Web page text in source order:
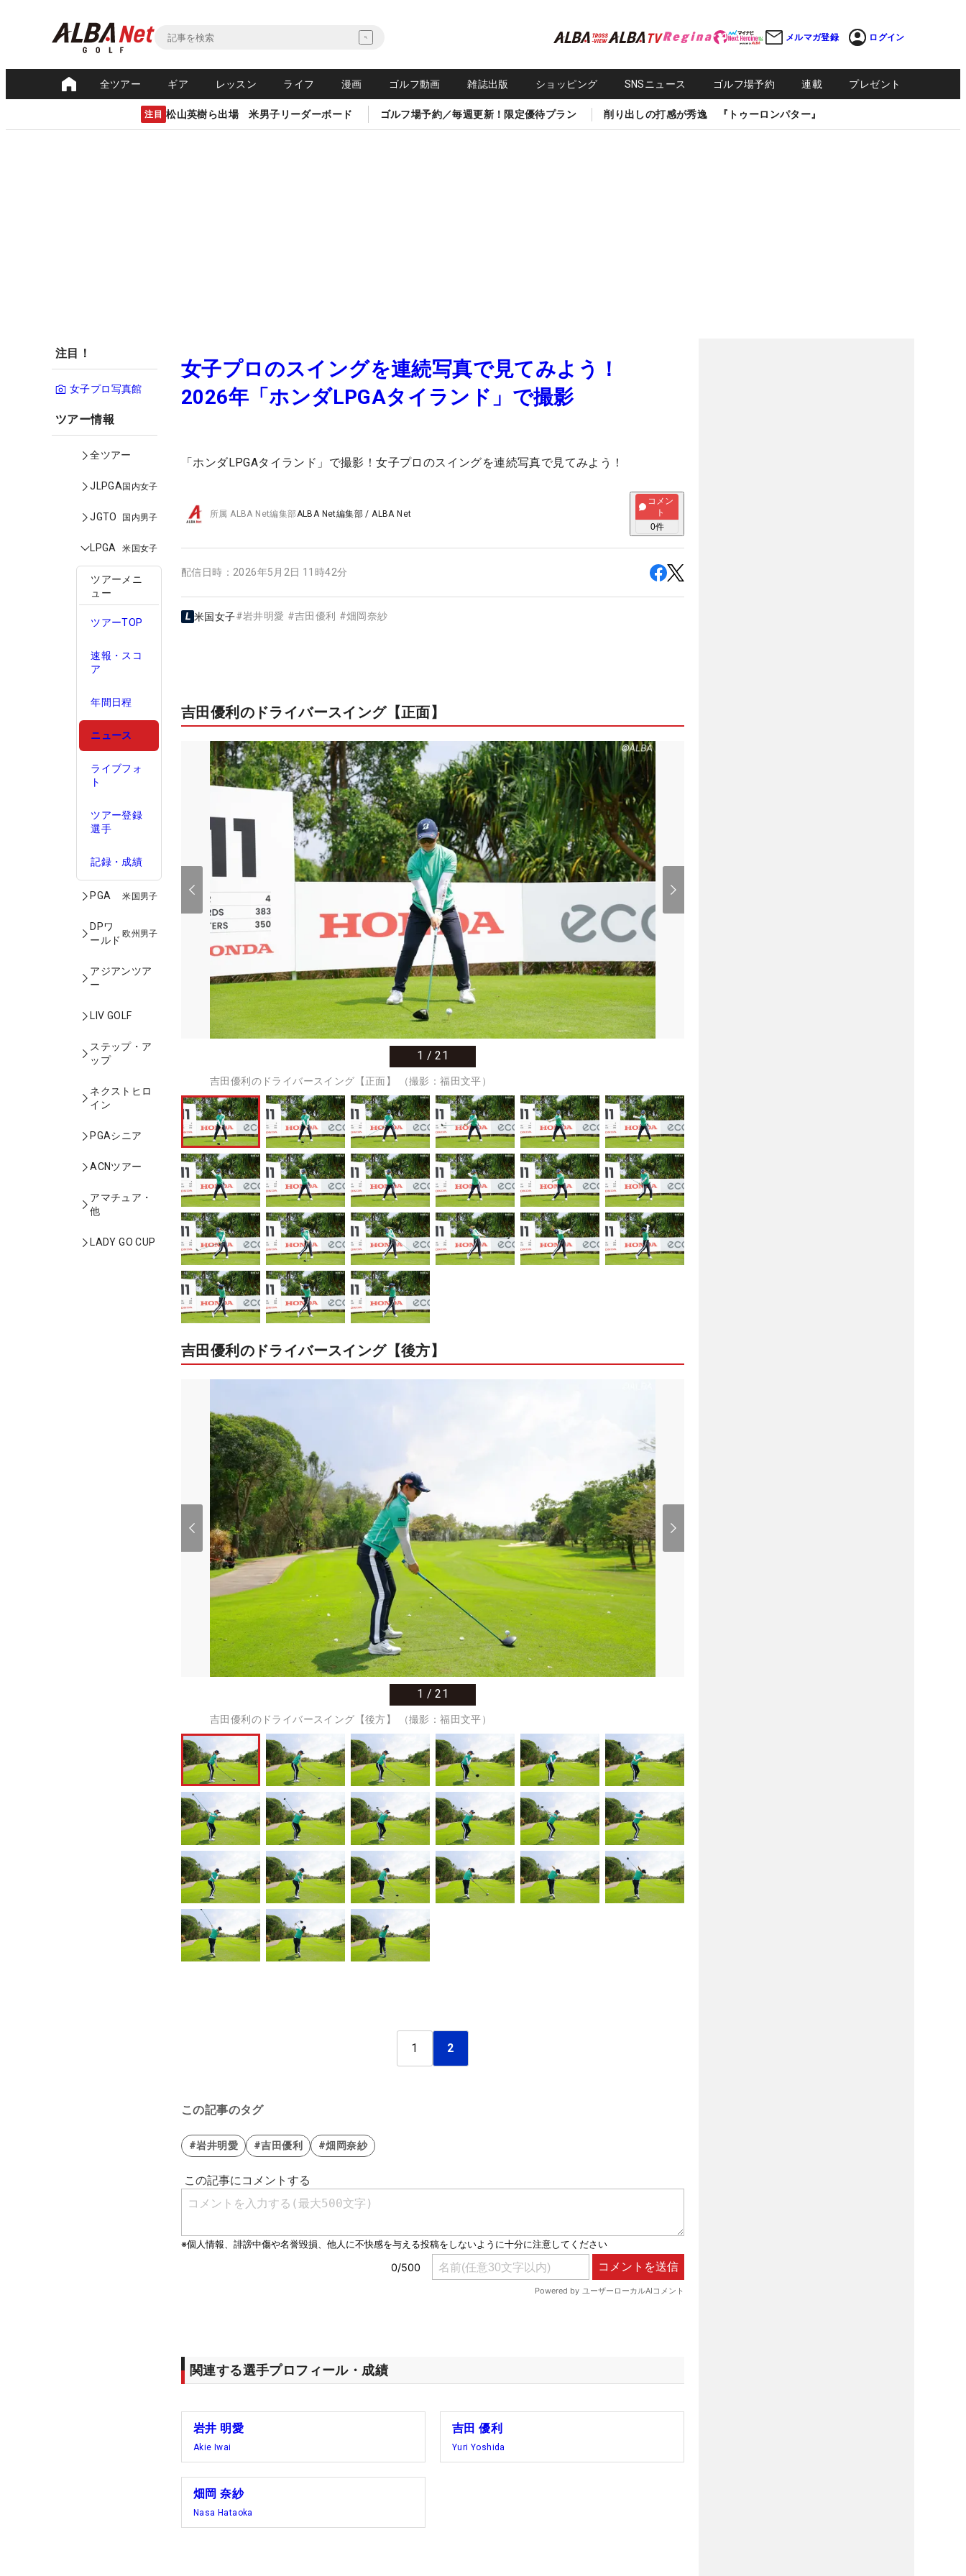
メルマガ登録 ログイン
全ツアー ギア レッスン ライフ 漫画 ゴルフ動画 雑誌出版 ショッピング SNSニュース ゴルフ場予約 連載 プレゼント
注目 松山英樹ら出場 米男子リーダーボード ゴルフ場予約／毎週更新！限定優待プラン 削り出しの打感が秀逸 『トゥーロンパター』
注目！
女子プロ写真館
ツアー情報
全ツアー
JLPGA国内女子
JGTO 国内男子
LPGA 米国女子
ツアーメニ
ュー
ツアーTOP
速報・スコ
ア
年間日程
ニュース
ライブフォ
ト
ツアー登録
選手
記録・成績
PGA 米国男子
DPワ
ールド
欧州男子
アジアンツア
ー
LIV GOLF
ステップ・ア
ップ
ネクストヒロ
イン
PGAシニア
ACNツアー
アマチュア・
他
LADY GO CUP
女子プロのスイングを連続写真で見てみよう！
2026年「ホンダLPGAタイランド」で撮影
「ホンダLPGAタイランド」で撮影！女子プロのスイングを連続写真で見てみよう！
所属ALBA Net編集部ALBA Net編集部 /ALBA Net
コメン
ト
0件
配信日時： 2026年5月2日 11時42分
米国女子#岩井明愛 #吉田優利 #畑岡奈紗
吉田優利のドライバースイング【正面】
1 /21
吉田優利のドライバースイング【正面】 （撮影：福田文平）
吉田優利のドライバースイング【後方】
1 /21
吉田優利のドライバースイング【後方】 （撮影：福田文平）
1 2
この記事のタグ
#岩井明愛 #吉田優利 #畑岡奈紗
関連する選手プロフィール・成績
岩井 明愛
Akie Iwai
吉田 優利
Yuri Yoshida
畑岡 奈紗
Nasa Hataoka